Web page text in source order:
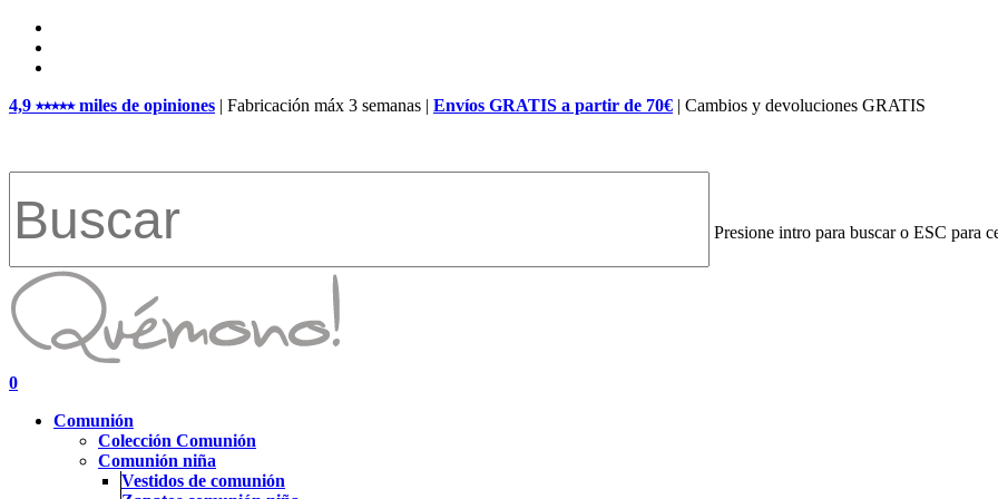
Skip
main
4,9 ⭑⭑⭑⭑⭑ miles de opiniones | Fabricación máx 3 semanas | Envíos GRATIS a partir de 70€ | Cambios y devoluciones GRATIS
Presione intro para buscar o ESC para
Close
Search
search
account
0
Comunión
Colección Comunión
Comunión niña
Vestidos de comunión